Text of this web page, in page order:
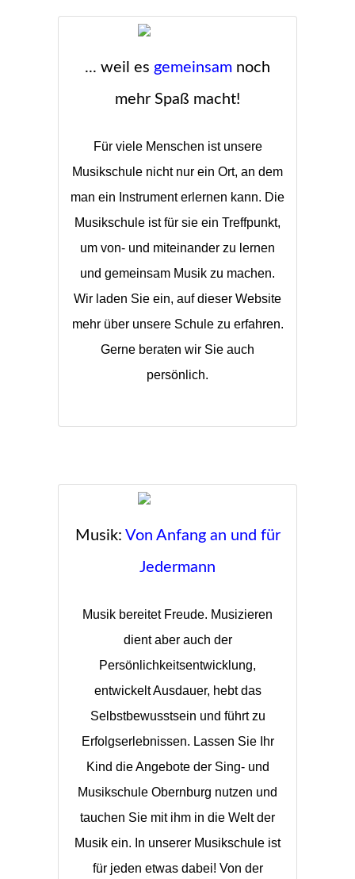
... weil es gemeinsam noch
mehr Spaß macht!
Für viele Menschen ist unsere
Musikschule nicht nur ein Ort, an dem
man ein Instrument erlernen kann. Die
Musikschule ist für sie ein Treffpunkt,
um von- und miteinander zu lernen
und gemeinsam Musik zu machen.
Wir laden Sie ein, auf dieser Website
mehr über unsere Schule zu erfahren.
Gerne beraten wir Sie auch
persönlich.
Musik: Von Anfang an und für
Jedermann
Musik bereitet Freude. Musizieren
dient aber auch der
Persönlichkeitsentwicklung,
entwickelt Ausdauer, hebt das
Selbstbewusstsein und führt zu
Erfolgserlebnissen. Lassen Sie Ihr
Kind die Angebote der Sing- und
Musikschule Obernburg nutzen und
tauchen Sie mit ihm in die Welt der
Musik ein. In unserer Musikschule ist
für jeden etwas dabei! Von der